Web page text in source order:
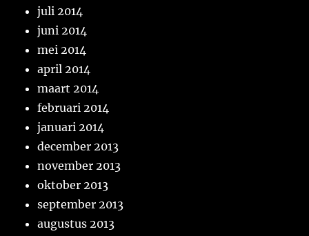
juli 2014
juni 2014
mei 2014
april 2014
maart 2014
februari 2014
januari 2014
december 2013
november 2013
oktober 2013
september 2013
augustus 2013